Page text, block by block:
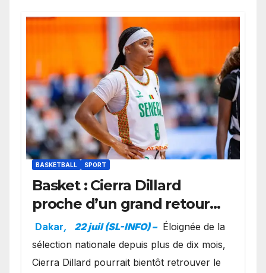
BASKETBALL SPORT
Basket : Cierra Dillard
proche d’un grand retour
avec les Lionnes ?
Dakar, 22 juil (SL-INFO) – Éloignée de la
sélection nationale depuis plus de dix mois,
Cierra Dillard pourrait bientôt retrouver le